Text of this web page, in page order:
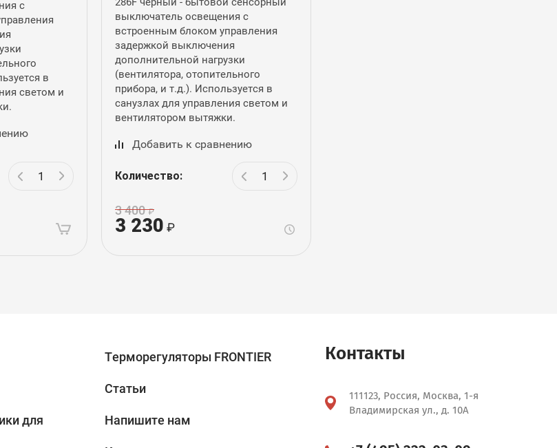
с
в
светом и
выключатель освещения с
встроенным блоком управления
задержкой выключения
дополнительной нагрузки
(вентилятора, отопительного
прибора, и т.д.). Используется в
санузлах для управления светом и
вентилятором вытяжки.
Добавить к сравнению
Количество:
3 400
3 230
для
Терморегуляторы FRONTIER
Статьи
Напишите нам
Контакты
111123, Россия, Москва, 1-я
Владимирская ул., д. 10А